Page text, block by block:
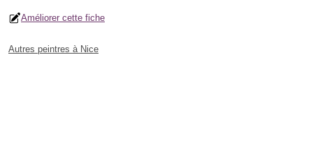
Améliorer cette fiche
Autres peintres à Nice